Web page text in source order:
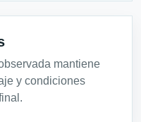
mantiene
y condiciones